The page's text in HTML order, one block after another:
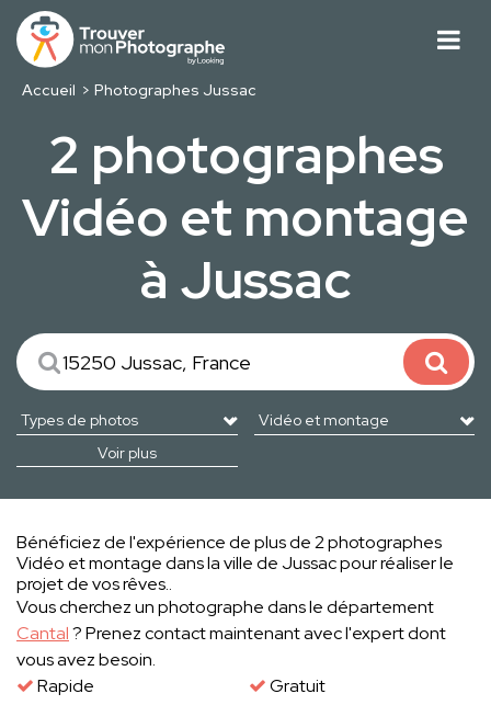
Accueil Photographes Jussac
2 photographes
Vidéo et montage
à Jussac
Voir plus
Bénéficiez de l'expérience de plus de 2 photographes
Vidéo et montage dans la ville de Jussac pour réaliser le
projet de vos rêves..
Vous cherchez un photographe dans le département
Cantal? Prenez contact maintenant avec l'expert dont
vous avez besoin.
Rapide
Gratuit